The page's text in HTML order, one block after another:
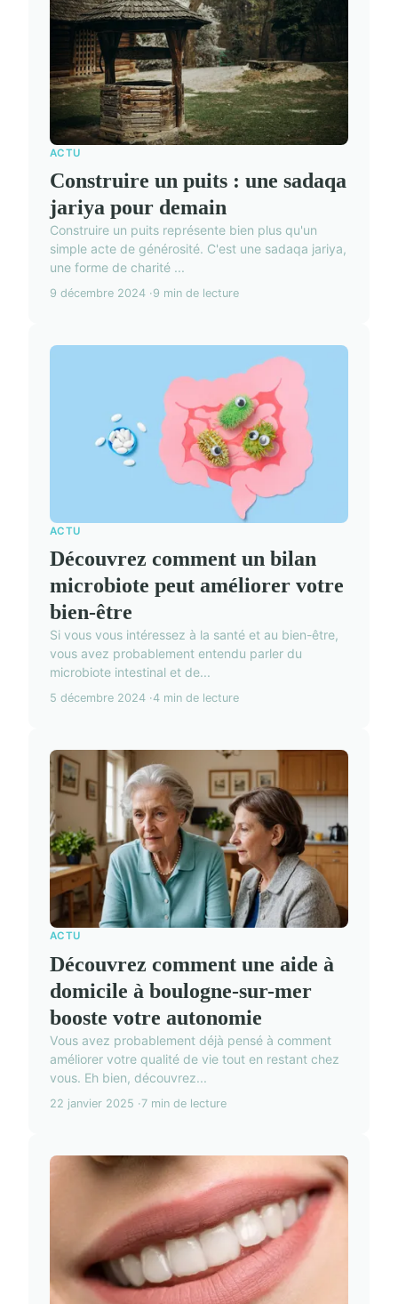
ACTU
Construire un puits : une sadaqa
jariya pour demain
Construire un puits représente bien plus qu'un
simple acte de générosité. C'est une sadaqa jariya,
une forme de charité ...
9 décembre 2024 9 min de lecture
ACTU
Découvrez comment un bilan
microbiote peut améliorer votre
bien-être
Si vous vous intéressez à la santé et au bien-être,
vous avez probablement entendu parler du
microbiote intestinal et de...
5 décembre 2024 4 min de lecture
ACTU
Découvrez comment une aide à
domicile à boulogne-sur-mer
booste votre autonomie
Vous avez probablement déjà pensé à comment
améliorer votre qualité de vie tout en restant chez
vous. Eh bien, découvrez...
22 janvier 2025 7 min de lecture